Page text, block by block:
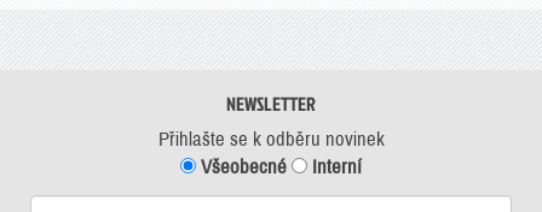
NEWSLETTER
Přihlašte se k odběru novinek
Všeobecné
Interní